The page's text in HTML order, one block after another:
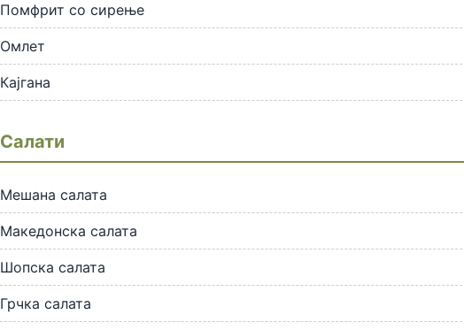
Помфрит со сирење
Омлет
Кајгана
Салати
Мешана салата
Македонска салата
Шопска салата
Грчка салата